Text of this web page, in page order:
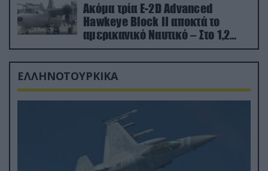
Ακόμα τρία E-2D Advanced
Hawkeye Block II αποκτά το
αμερικανικό Ναυτικό – Στο 1,2
δισ.δολάρια το κόστος
ΕΛΛΗΝΟΤΟΥΡΚΙΚΑ